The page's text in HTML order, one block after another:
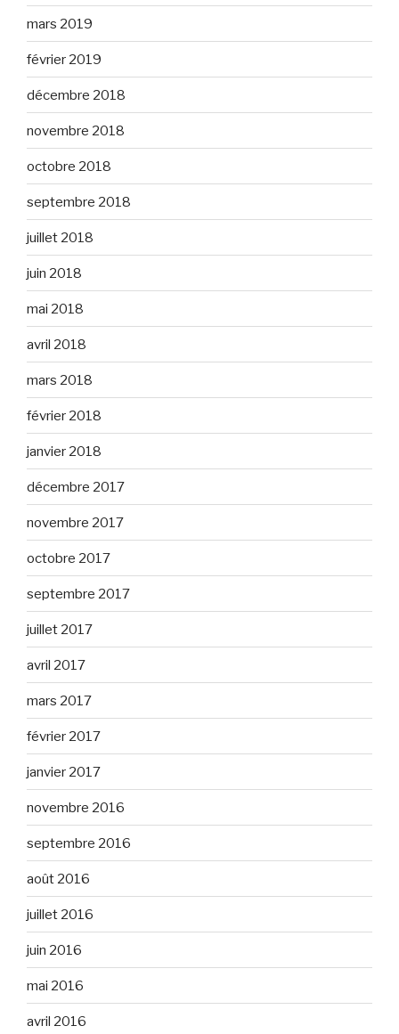
mars 2019
février 2019
décembre 2018
novembre 2018
octobre 2018
septembre 2018
juillet 2018
juin 2018
mai 2018
avril 2018
mars 2018
février 2018
janvier 2018
décembre 2017
novembre 2017
octobre 2017
septembre 2017
juillet 2017
avril 2017
mars 2017
février 2017
janvier 2017
novembre 2016
septembre 2016
août 2016
juillet 2016
juin 2016
mai 2016
avril 2016